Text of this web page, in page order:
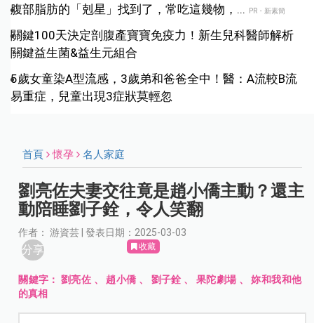
腹部脂肪的「剋星」找到了，常吃這幾物，... PR・新素簡
關鍵100天決定剖腹產寶寶免疫力！新生兒科醫師解析
關鍵益生菌&益生元組合
5歲女童染A型流感，3歲弟和爸爸全中！醫：A流較B流
易重症，兒童出現3症狀莫輕忽
首頁 懷孕 名人家庭
劉亮佐夫妻交往竟是趙小僑主動？還主
動陪睡劉子銓，令人笑翻
作者： 游資芸 | 發表日期：2025-03-03
分享 收藏
關鍵字：劉亮佐 、 趙小僑 、 劉子銓 、 果陀劇場 、妳和我和他
的真相